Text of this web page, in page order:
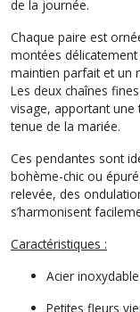
de la journée.
Chaque paire est
montées
maintien parfait et un
Les deux chaînes
visage, apportant
tenue de la mariée.
Ces pendantes sont
bohème-chic ou
relevée, des
s’harmonisent
Caractéristiques :
Acier
Petites fleurs